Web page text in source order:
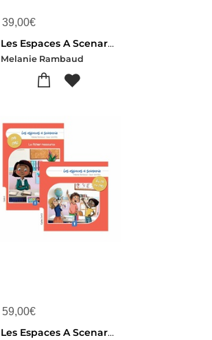
39,00€
Les Espaces A Scenario :fichiers Cycle 2
Melanie Rambaud
59,00€
Les Espaces A Scenario : Livre + Fichiers Cycle 3